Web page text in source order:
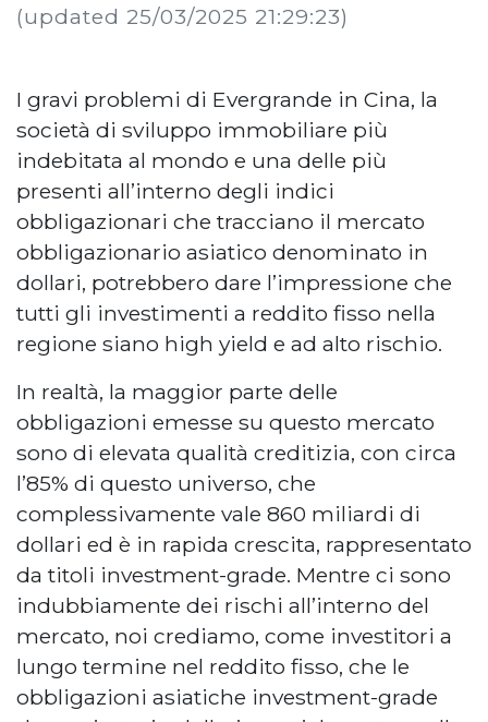
(updated 25/03/2025 21:29:23)
I gravi problemi di Evergrande in Cina, la
società di sviluppo immobiliare più
indebitata al mondo e una delle più
presenti all’interno degli indici
obbligazionari che tracciano il mercato
obbligazionario asiatico denominato in
dollari, potrebbero dare l’impressione che
tutti gli investimenti a reddito fisso nella
regione siano high yield e ad alto rischio.
In realtà, la maggior parte delle
obbligazioni emesse su questo mercato
sono di elevata qualità creditizia, con circa
l’85% di questo universo, che
complessivamente vale 860 miliardi di
dollari ed è in rapida crescita, rappresentato
da titoli investment-grade. Mentre ci sono
indubbiamente dei rischi all’interno del
mercato, noi crediamo, come investitori a
lungo termine nel reddito fisso, che le
obbligazioni asiatiche investment-grade